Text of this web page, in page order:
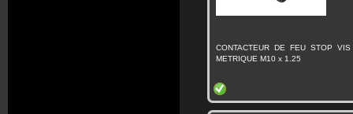
CONTACTEUR DE FEU STOP
METRIQUE M10 x 1.25